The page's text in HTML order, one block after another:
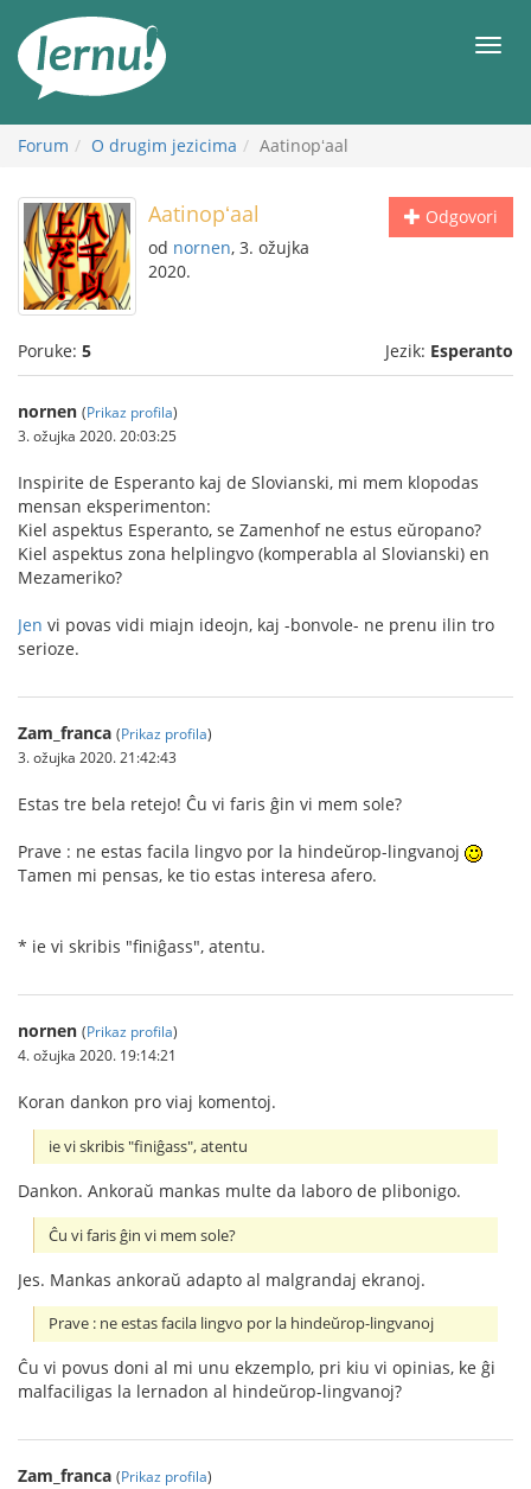
Meni
Forum O drugim jezicima Aatinopʻaal
Odgovori
Aatinopʻaal
od nornen, 3. ožujka
2020.
Poruke: 5 Jezik: Esperanto
nornen (Prikaz profila)
3. ožujka 2020. 20:03:25
Inspirite de Esperanto kaj de Slovianski, mi mem klopodas
mensan eksperimenton:
Kiel aspektus Esperanto, se Zamenhof ne estus eŭropano?
Kiel aspektus zona helplingvo (komperabla al Slovianski) en
Mezameriko?
Jen vi povas vidi miajn ideojn, kaj -bonvole- ne prenu ilin tro
serioze.
Zam_franca (Prikaz profila)
3. ožujka 2020. 21:42:43
Estas tre bela retejo! Ĉu vi faris ĝin vi mem sole?
Prave : ne estas facila lingvo por la hindeŭrop-lingvanoj
Tamen mi pensas, ke tio estas interesa afero.
* ie vi skribis "finiĝass", atentu.
nornen (Prikaz profila)
4. ožujka 2020. 19:14:21
Koran dankon pro viaj komentoj.
ie vi skribis "finiĝass", atentu
Dankon. Ankoraŭ mankas multe da laboro de plibonigo.
Ĉu vi faris ĝin vi mem sole?
Jes. Mankas ankoraŭ adapto al malgrandaj ekranoj.
Prave : ne estas facila lingvo por la hindeŭrop-lingvanoj
Ĉu vi povus doni al mi unu ekzemplo, pri kiu vi opinias, ke ĝi
malfaciligas la lernadon al hindeŭrop-lingvanoj?
Zam_franca (Prikaz profila)